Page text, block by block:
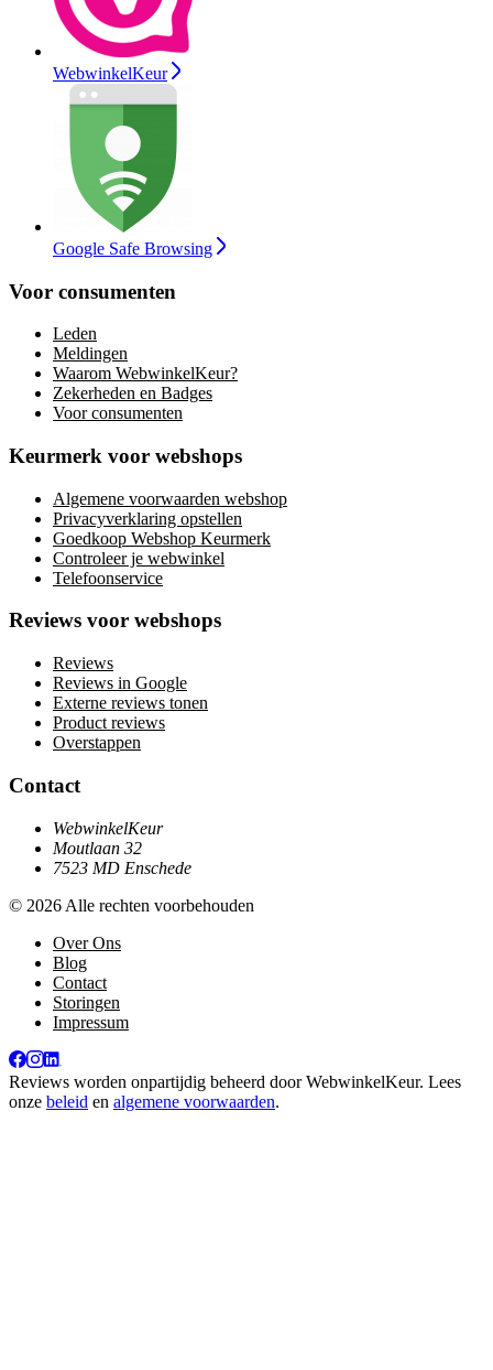
WebwinkelKeur
Google Safe Browsing
Voor consumenten
Leden
Meldingen
Waarom WebwinkelKeur?
Zekerheden en Badges
Voor consumenten
Keurmerk voor webshops
Algemene voorwaarden webshop
Privacyverklaring opstellen
Goedkoop Webshop Keurmerk
Controleer je webwinkel
Telefoonservice
Reviews voor webshops
Reviews
Reviews in Google
Externe reviews tonen
Product reviews
Overstappen
Contact
WebwinkelKeur
Moutlaan 32
7523 MD Enschede
© 2026 Alle rechten voorbehouden
Over Ons
Blog
Contact
Storingen
Impressum
Reviews worden onpartijdig beheerd doorWebwinkelKeur. Lees
onze beleid en algemene voorwaarden.